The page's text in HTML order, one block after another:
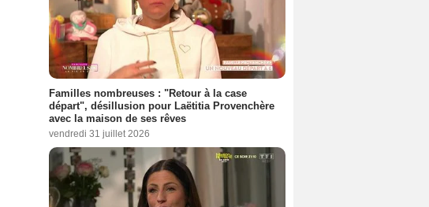
Familles nombreuses : "Retour à la case
départ", désillusion pour Laëtitia Provenchère
avec la maison de ses rêves
vendredi 31 juillet 2026